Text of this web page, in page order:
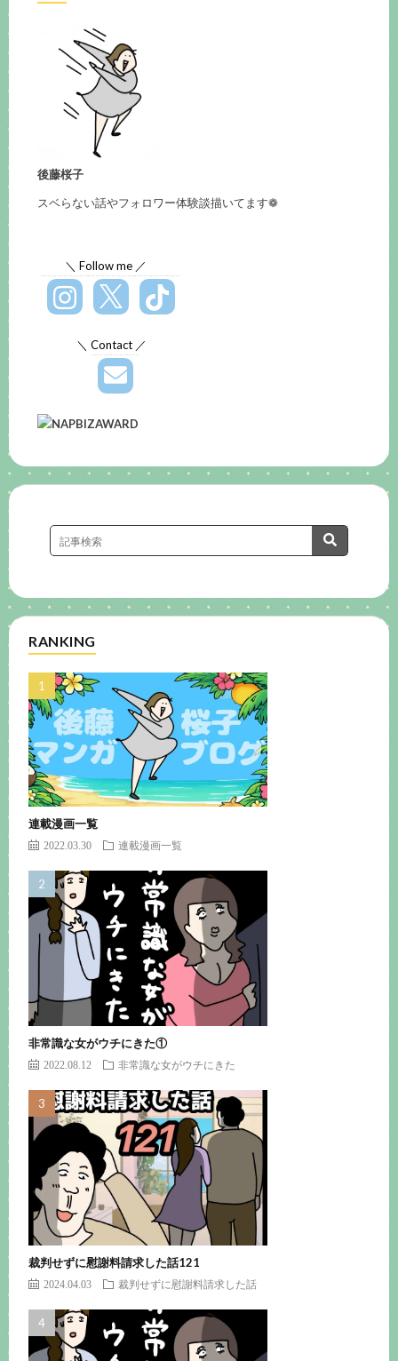
後藤桜子
スベらない話やフォロワー体験談描いてます❁
＼ Follow me ／
＼ Contact ／
RANKING
連載漫画一覧
2022.03.30 連載漫画一覧
非常識な女がウチにきた①
2022.08.12 非常識な女がウチにきた
裁判せずに慰謝料請求した話121
2024.04.03 裁判せずに慰謝料請求した話